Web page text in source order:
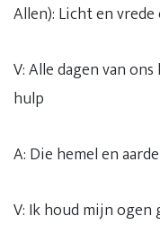
Allen): Licht en
V: Alle dagen van
hulp
A: Die hemel en
V: Ik houd mijn ogen